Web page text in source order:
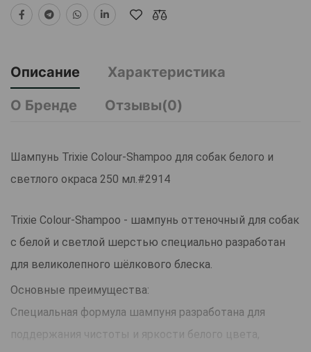
Описание
Характеристика
О Бренде
Отзывы(0)
Шампунь Trixie Colour-Shampoo для собак белого и
светлого окраса 250 мл.#2914
Trixie Colour-Shampoo - шампунь оттеночный для собак
с белой и светлой шерстью специально разработан
для великолепного шёлкового блеска.
Основные преимущества:
Специальная формула шампуня разработана для
поддержания чистоты и яркости белого цвета,